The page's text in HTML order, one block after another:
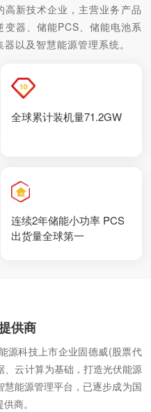
新技术企业，主营业务产品
器、储能PCS、储能电池系
以及智慧能源管理系统。
全球累计装机量71.2GW
连续2年储能小功率 PCS
出货量全球第一
供商
源科技上市企业固德威(股票代
云计算为基础，打造光伏能源
能源管理平台，已逐步成为国
商。